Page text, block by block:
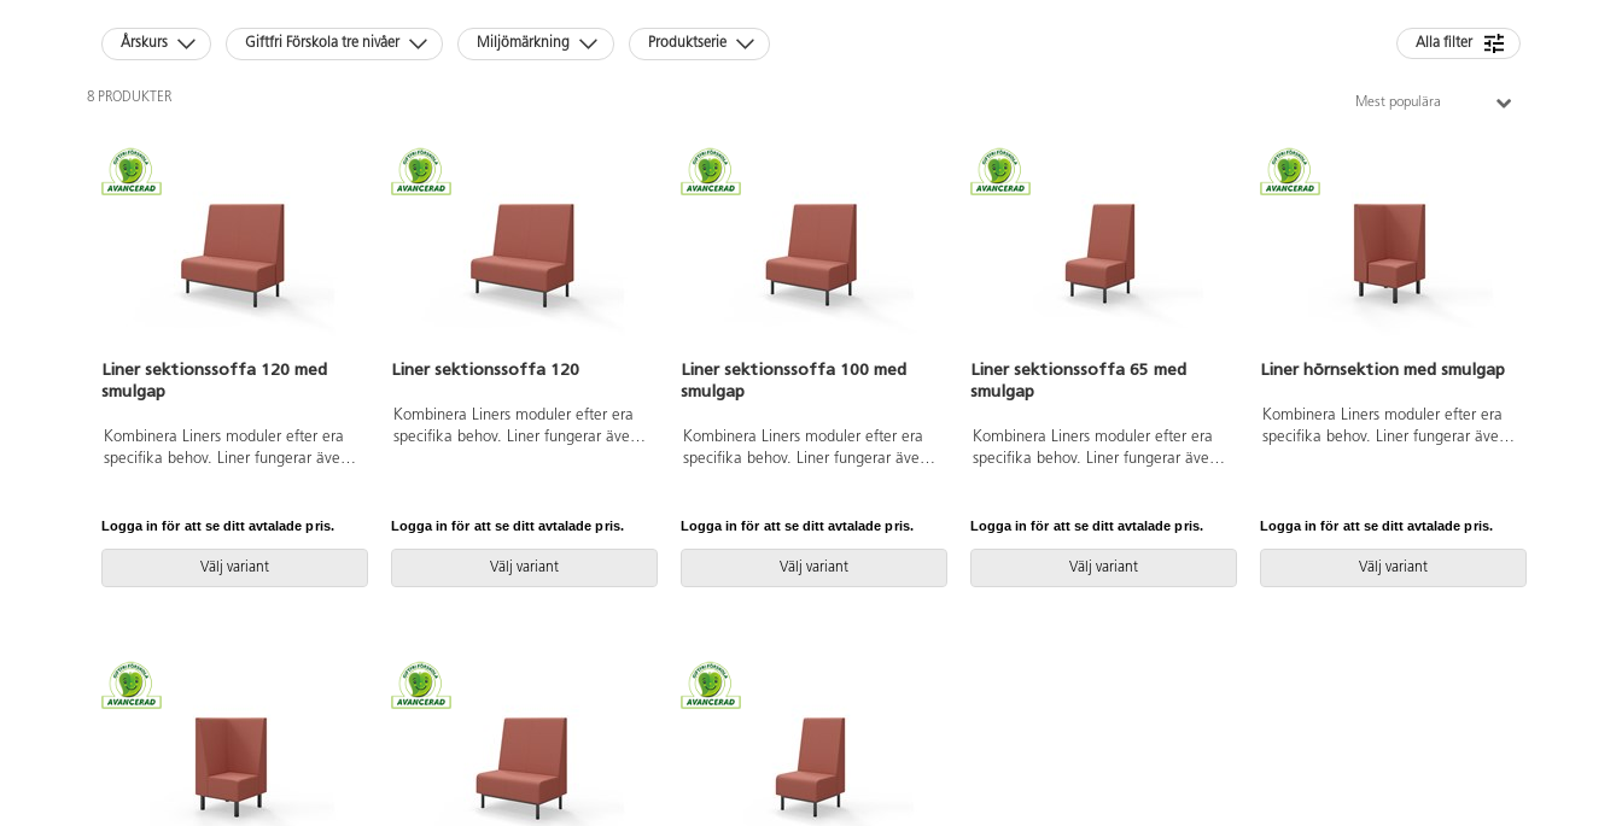
Årskurs Giftfri Förskola tre nivåer Miljömärkning Produktserie Alla filter
8 PRODUKTER Mest populära
Liner sektionssoffa 120 med
smulgap
Kombinera Liners moduler efter era
specifika behov. Liner fungerar även
mellan rygg och sits (1,5cm) gör det
enkelt att hålla rent. Trästomme och
stoppning i kallskum. Ben i
pulverlackad metall. Kopplingsbar
Logga in för att se ditt avtalade pris.
Välj variant
Liner sektionssoffa 120
Kombinera Liners moduler efter era
specifika behov. Liner fungerar även
pulverlackad metall. Kopplingsbar
sektion, beslag ingår.
Logga in för att se ditt avtalade pris.
Välj variant
Liner sektionssoffa 100 med
smulgap
Kombinera Liners moduler efter era
specifika behov. Liner fungerar även
mellan rygg och sits (1,5cm) gör det
enkelt att hålla rent. Trästomme och
stoppning i kallskum. Ben i
pulverlackad metall. Kopplingsbar
Logga in för att se ditt avtalade pris.
Välj variant
Liner sektionssoffa 65 med
smulgap
Kombinera Liners moduler efter era
specifika behov. Liner fungerar även
mellan rygg och sits (1,5cm) gör det
enkelt att hålla rent. Trästomme och
stoppning i kallskum. Ben i
pulverlackad metall. Kopplingsbar
Logga in för att se ditt avtalade pris.
Välj variant
Liner hörnsektion med smulgap
Kombinera Liners moduler efter era
specifika behov. Liner fungerar även
enkelt att hålla rent. Trästomme och
stoppning i kallskum. Ben i
pulverlackad metall. Kopplingsbar
sektion, beslag ingår.
Logga in för att se ditt avtalade pris.
Välj variant